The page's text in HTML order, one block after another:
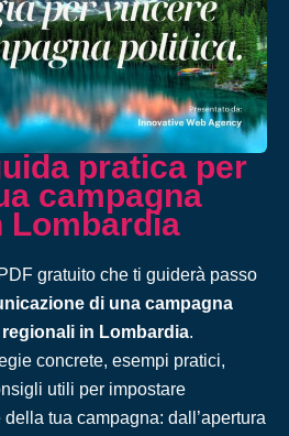
pratica per
campagna
Lombardia
gratuito che ti guiderà passo
di una campagna
in Lombardia.
concrete, esempi pratici,
utili per impostare
tua campagna: dall’apertura